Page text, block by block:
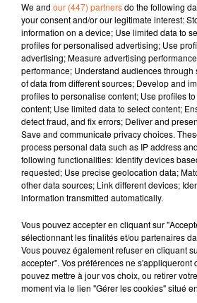
Patrice Bémanangy
L'info près de chez vous.
Les picto-charentais et en
bons élèves en terme de tri des
Un forum sur les métiers de
Soin à Bressuire... l'occasion
candidats tant les besoins sont
programme notamment un
vieillissement ( photo ).
Des ateliers d’éducation aux
professionnels étaient proposés
dernier. Leurs réalisations seront
Le Castel demain après-midi.
Le lancement des illuninations de
cette fin de semaine avec bien
We and our (447) partnersdo the following
your consent and/or our legitimate interest:
information on a device; Use limited data to
profiles for personalised advertising; Use
advertising; Measure advertising
performance; Understand audiences through
of data from different sources; Develop and
profiles to personalise content; Use profiles
content; Use limited data to select content;
detect fraud, and fix errors; Deliver and
Save and communicate privacy choices.
process personal data such as IP address
following functionalities: Identify devices
requested; Use precise geolocation data;
other data sources; Link different devices;
information transmitted automatically.
Vous pouvez accepter en cliquant sur
sélectionnant les finalités et/ou partenaires
Vous pouvez également refuser en cliquant
accepter". Vos préférences ne s'appliqueront
pouvez mettre à jour vos choix, ou retirer
moment via le lien "Gérer les cookies" situé